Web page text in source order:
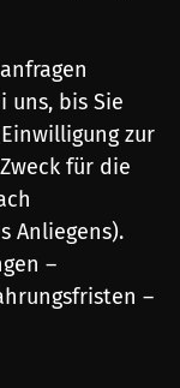
bis Sie
zur
für die
Anliegens).
–
–